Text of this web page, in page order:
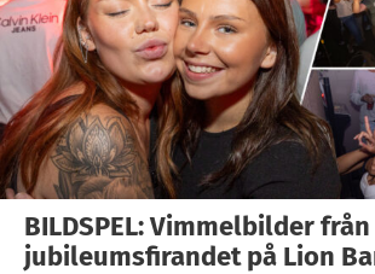
BILDSPEL: Vimmelbilder från
jubileumsfirandet på Lion